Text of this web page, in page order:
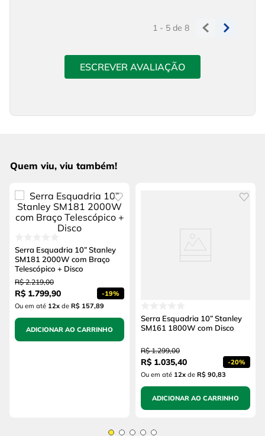
1 - 5de 8
ESCREVER AVALIAÇÃO
Quem viu, viu também!
Serra Esquadria 10” Stanley
SM181 2000W com Braço
Telescópico + Disco
R$ 2.219,00
R$ 1.799,90 -19%
Ou em até 12x de R$ 157,89
ADICIONAR AO CARRINHO
Serra Esquadria 10” Stanley
SM161 1800W com Disco
R$ 1.299,00
R$ 1.035,40 -20%
Ou em até 12x de R$ 90,83
ADICIONAR AO CARRINHO